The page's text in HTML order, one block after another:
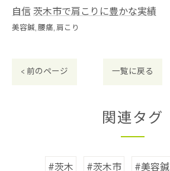
自信茨木市で肩こりに豊かな実績
美容鍼 腰痛 肩こり
< 前のページ 一覧に戻る
関連タグ
#茨木 #茨木市 #美容鍼